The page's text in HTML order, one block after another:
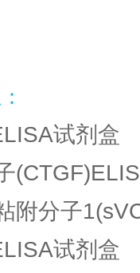
试剂盒
附分子
试剂盒